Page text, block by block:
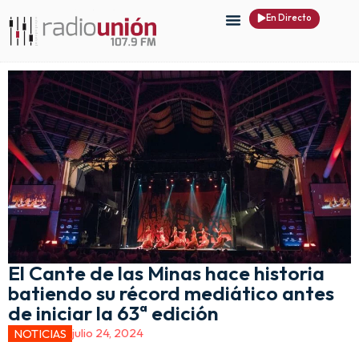
En Directo
El Cante de las Minas hace historia
batiendo su récord mediático antes
de iniciar la 63ª edición
NOTICIAS julio 24, 2024